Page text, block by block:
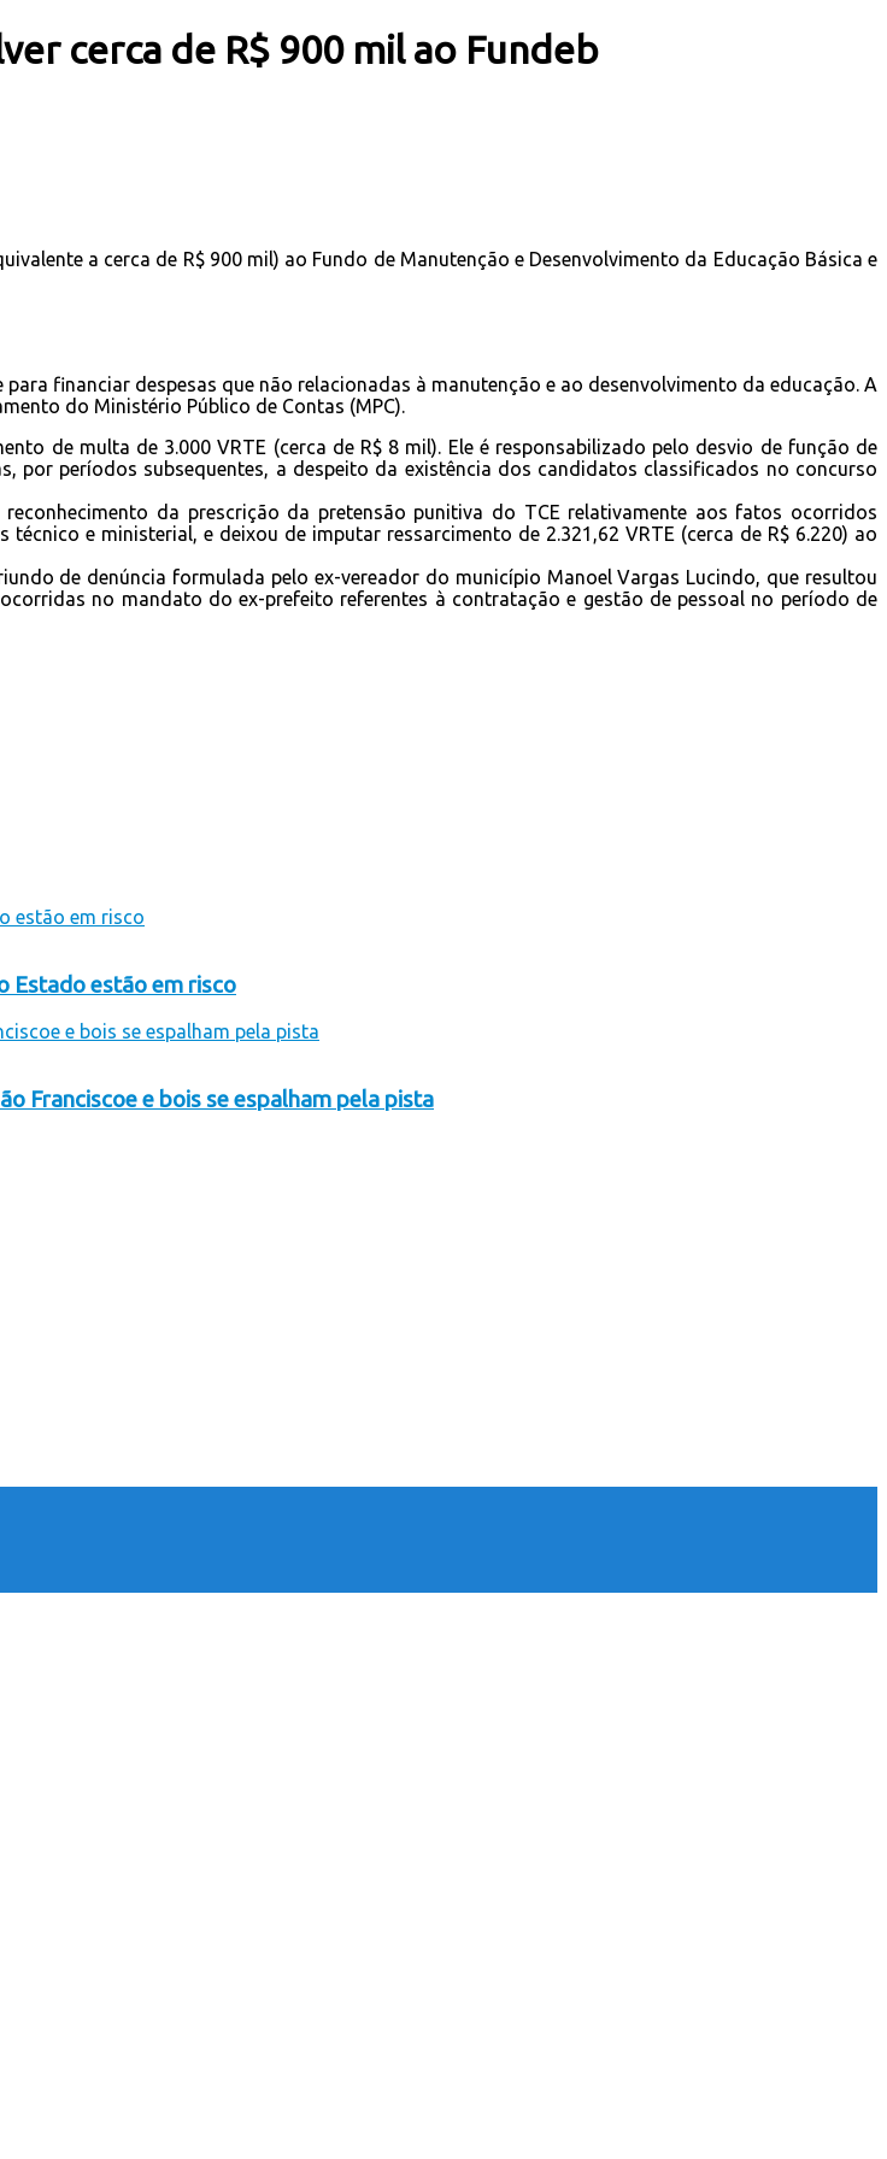
cerca de R$ 900 mil ao Fundeb
a cerca de R$ 900 mil) ao Fundo de Manutenção e Desenvolvimento da Educação Básica e
financiar despesas que não relacionadas à manutenção e ao desenvolvimento da educação. A
do Ministério Público de Contas (MPC).
de multa de 3.000 VRTE (cerca de R$ 8 mil). Ele é responsabilizado pelo desvio de função de
por períodos subsequentes, a despeito da existência dos candidatos classificados no concurso
da prescrição da pretensão punitiva do TCE relativamente aos fatos ocorridos
e ministerial, e deixou de imputar ressarcimento de 2.321,62 VRTE (cerca de R$ 6.220) ao
de denúncia formulada pelo ex-vereador do município Manoel Vargas Lucindo, que resultou
no mandato do ex-prefeito referentes à contratação e gestão de pessoal no período de
Estado estão em risco
Franciscoe e bois se espalham pela pista